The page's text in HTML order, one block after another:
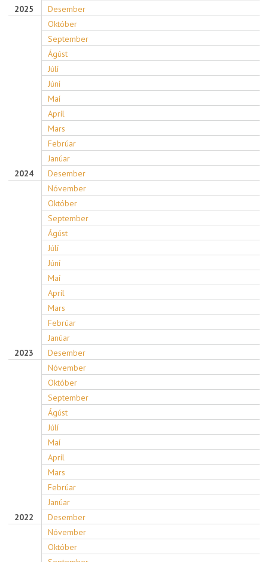
2025
Desember
Október
September
Ágúst
Júlí
Júní
Maí
Apríl
Mars
Febrúar
Janúar
2024
Desember
Nóvember
Október
September
Ágúst
Júlí
Júní
Maí
Apríl
Mars
Febrúar
Janúar
2023
Desember
Nóvember
Október
September
Ágúst
Júlí
Maí
Apríl
Mars
Febrúar
Janúar
2022
Desember
Nóvember
Október